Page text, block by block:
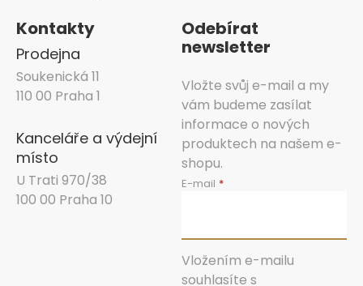
Kontakty
Prodejna
Soukenická 11
110 00 Praha 1
Kanceláře a výdejní
místo
U Trati 970/38
100 00 Praha 10
Odebírat
newsletter
Vložte svůj e-mail a my
vám budeme zasílat
informace o nových
produktech na našem e-
shopu.
E-mail
Vložením e-mailu
souhlasíte s